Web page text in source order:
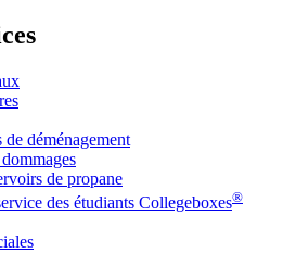
de déménagement
de propane
des étudiants Collegeboxes®